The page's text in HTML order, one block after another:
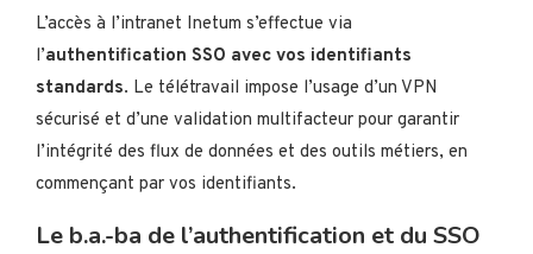
L’accès à l’intranet Inetum s’effectue via
l’authentification SSO avec vos identifiants
standards. Le télétravail impose l’usage d’un VPN
sécurisé et d’une validation multifacteur pour garantir
l’intégrité des flux de données et des outils métiers, en
commençant par vos identifiants.
Le b.a.-ba de l’authentification et du SSO